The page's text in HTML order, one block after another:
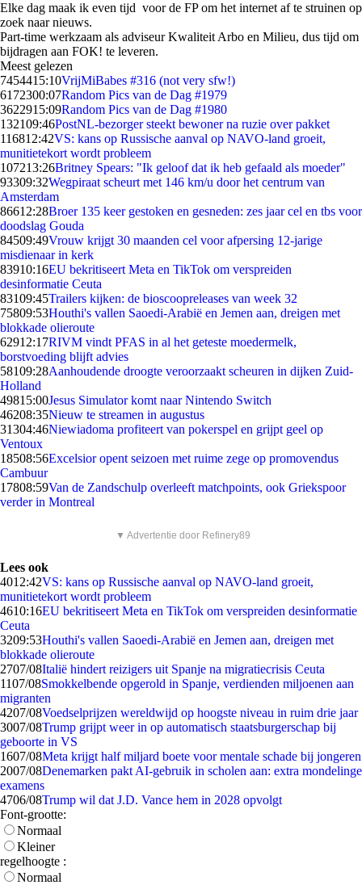
Elke dag maak ik even tijd voor de FP om het internet af te struinen op
zoek naar nieuws.
Part-time werkzaam als adviseur Kwaliteit Arbo en Milieu, dus tijd om
bijdragen aan FOK! te leveren.
Meest gelezen
7454415:10VrijMiBabes #316 (not very sfw!)
6172300:07Random Pics van de Dag #1979
3622915:09Random Pics van de Dag #1980
132109:46PostNL-bezorger steekt bewoner na ruzie over pakket
116812:42VS: kans op Russische aanval op NAVO-land groeit,
munitietekort wordt probleem
107213:26Britney Spears: "Ik geloof dat ik heb gefaald als moeder"
93309:32Wegpiraat scheurt met 146 km/u door het centrum van
Amsterdam
86612:28Broer 135 keer gestoken en gesneden: zes jaar cel en tbs voor
doodslag Gouda
84509:49Vrouw krijgt 30 maanden cel voor afpersing 12-jarige
misdienaar in kerk
83910:16EU bekritiseert Meta en TikTok om verspreiden
desinformatie Ceuta
83109:45Trailers kijken: de bioscoopreleases van week 32
75809:53Houthi's vallen Saoedi-Arabië en Jemen aan, dreigen met
blokkade olieroute
62912:17RIVM vindt PFAS in al het geteste moedermelk,
borstvoeding blijft advies
58109:28Aanhoudende droogte veroorzaakt scheuren in dijken Zuid-
Holland
49815:00Jesus Simulator komt naar Nintendo Switch
46208:35Nieuw te streamen in augustus
31304:46Niewiadoma profiteert van pokerspel en grijpt geel op
Ventoux
18508:56Excelsior opent seizoen met ruime zege op promovendus
Cambuur
17808:59Van de Zandschulp overleeft matchpoints, ook Griekspoor
verder in Montreal
▼ Advertentie door Refinery89
Lees ook
4012:42VS: kans op Russische aanval op NAVO-land groeit,
munitietekort wordt probleem
4610:16EU bekritiseert Meta en TikTok om verspreiden desinformatie
Ceuta
3209:53Houthi's vallen Saoedi-Arabië en Jemen aan, dreigen met
blokkade olieroute
2707/08Italië hindert reizigers uit Spanje na migratiecrisis Ceuta
1107/08Smokkelbende opgerold in Spanje, verdienden miljoenen aan
migranten
4207/08Voedselprijzen wereldwijd op hoogste niveau in ruim drie jaar
3007/08Trump grijpt weer in op automatisch staatsburgerschap bij
geboorte in VS
1607/08Meta krijgt half miljard boete voor mentale schade bij jongeren
2007/08Denemarken pakt AI-gebruik in scholen aan: extra mondelinge
examens
4706/08Trump wil dat J.D. Vance hem in 2028 opvolgt
Font-grootte:
Normaal
Kleiner
regelhoogte :
Normaal